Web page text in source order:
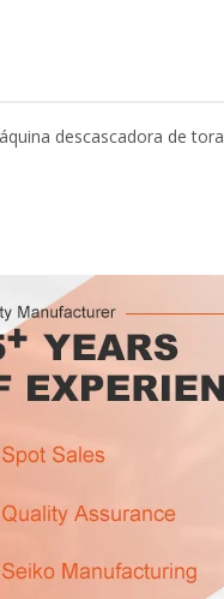
descascadora de tora